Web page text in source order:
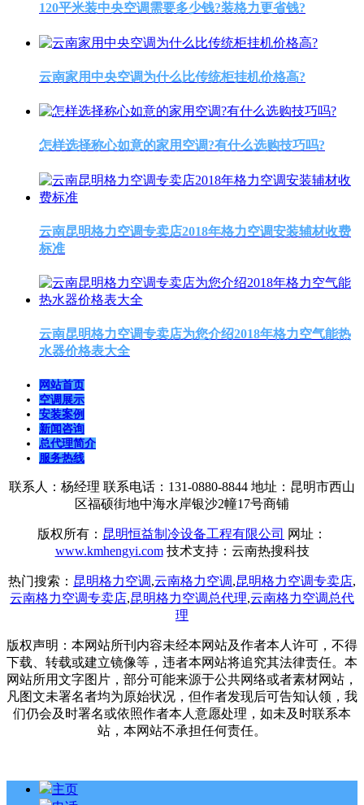
120平米装中央空调需要多少钱?装格力更省钱?
云南家用中央空调为什么比传统柜挂机价格高?
怎样选择称心如意的家用空调?有什么选购技巧吗?
云南昆明格力空调专卖店2018年格力空调安装辅材收费
标准
云南昆明格力空调专卖店为您介绍2018年格力空气能热
水器价格表大全
网站首页
空调展示
安装案例
新闻咨询
总代理简介
服务热线
联系人：杨经理 联系电话：131-0880-8844 地址：昆明市西山
区福硕街地中海水岸银沙2幢17号商铺
版权所有： 昆明恒益制冷设备工程有限公司 网址：
www.kmhengyi.com技术支持：云南热搜科技
热门搜索： 昆明格力空调,云南格力空调,昆明格力空调专卖店,
云南格力空调专卖店,昆明格力空调总代理,云南格力空调总代
理
版权声明：本网站所刊内容未经本网站及作者本人许可，不得
下载、转载或建立镜像等，违者本网站将追究其法律责任。本
网站所用文字图片，部分可能来源于公共网络或者素材网站，
凡图文未署名者均为原始状况，但作者发现后可告知认领，我
们仍会及时署名或依照作者本人意愿处理，如未及时联系本
站，本网站不承担任何责任。
主页